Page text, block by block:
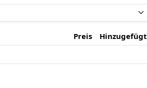
Preis
Hinzugefügt